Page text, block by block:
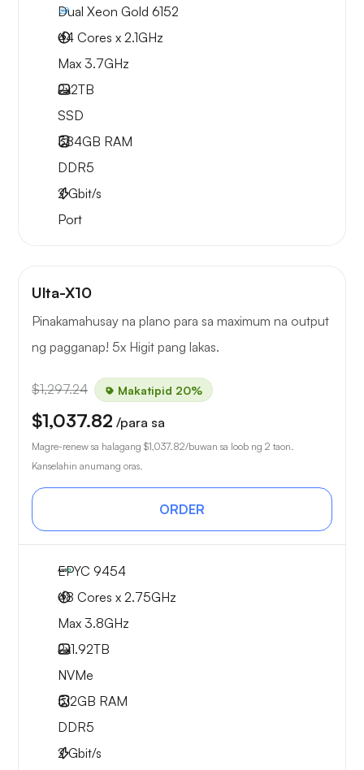
Dual Xeon Gold 6152
44 Cores x 2.1GHz
Max 3.7GHz
2x2TB
SSD
384GB RAM
DDR5
2Gbit/s
Port
Ulta-X10
Pinakamahusay na plano para sa maximum na output
ng pagganap! 5x Higit pang lakas.
$1,297.24 Makatipid 20%
$1,037.82 /para sa
Magre-renew sa halagang $1,037.82/buwan sa loob ng 2 taon.
Kanselahin anumang oras.
ORDER
EPYC 9454
48 Cores x 2.75GHz
Max 3.8GHz
2x1.92TB
NVMe
512GB RAM
DDR5
2Gbit/s